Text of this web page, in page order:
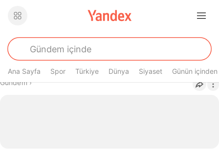
Ana Sayfa Spor Türkiye Dünya Siyaset Günün içinden
Buradasın
Gündem›